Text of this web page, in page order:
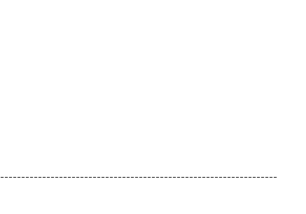
------------------------------------------------------------------